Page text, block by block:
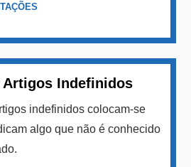
Artigos Indefinidos
indefinidos colocam-se
algo que não é conhecido